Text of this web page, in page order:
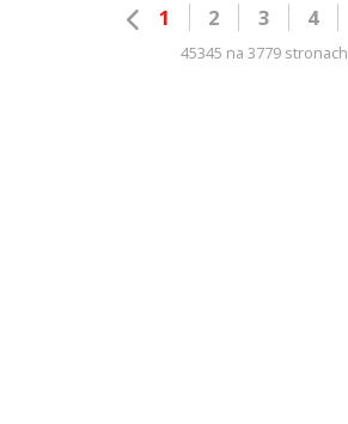
1 2 3 4
45345 na 3779 stronach